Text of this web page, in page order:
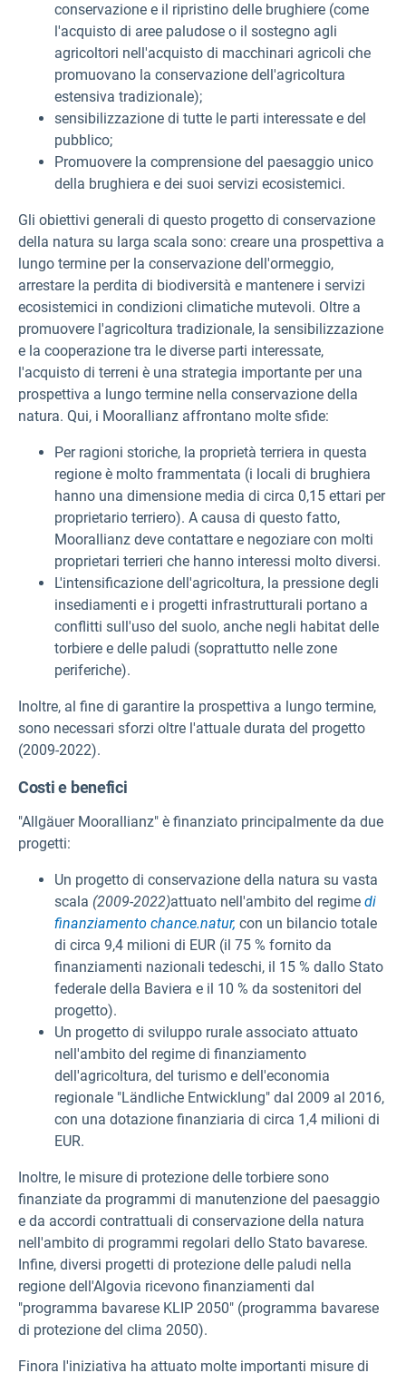
conservazione e il ripristino delle brughiere (come
l'acquisto di aree paludose o il sostegno agli
agricoltori nell'acquisto di macchinari agricoli che
promuovano la conservazione dell'agricoltura
estensiva tradizionale);
sensibilizzazione di tutte le parti interessate e del
pubblico;
Promuovere la comprensione del paesaggio unico
della brughiera e dei suoi servizi ecosistemici.
Gli obiettivi generali di questo progetto di conservazione
della natura su larga scala sono: creare una prospettiva a
lungo termine per la conservazione dell'ormeggio,
arrestare la perdita di biodiversità e mantenere i servizi
ecosistemici in condizioni climatiche mutevoli. Oltre a
promuovere l'agricoltura tradizionale, la sensibilizzazione
e la cooperazione tra le diverse parti interessate,
l'acquisto di terreni è una strategia importante per una
prospettiva a lungo termine nella conservazione della
natura. Qui, i Moorallianz affrontano molte sfide:
Per ragioni storiche, la proprietà terriera in questa
regione è molto frammentata (i locali di brughiera
hanno una dimensione media di circa 0,15 ettari per
proprietario terriero). A causa di questo fatto,
Moorallianz deve contattare e negoziare con molti
proprietari terrieri che hanno interessi molto diversi.
L'intensificazione dell'agricoltura, la pressione degli
insediamenti e i progetti infrastrutturali portano a
conflitti sull'uso del suolo, anche negli habitat delle
torbiere e delle paludi (soprattutto nelle zone
periferiche).
Inoltre, al fine di garantire la prospettiva a lungo termine,
sono necessari sforzi oltre l'attuale durata del progetto
(2009-2022).
Costi e benefici
"Allgäuer Moorallianz" è finanziato principalmente da due
progetti:
Un progetto di conservazione della natura su vasta
scala (2009-2022)attuato nell'ambito del regime di
finanziamento chance.natur, con un bilancio totale
di circa 9,4 milioni di EUR (il 75 % fornito da
finanziamenti nazionali tedeschi, il 15 % dallo Stato
federale della Baviera e il 10 % da sostenitori del
progetto).
Un progetto di sviluppo rurale associato attuato
nell'ambito del regime di finanziamento
dell'agricoltura, del turismo e dell'economia
regionale "Ländliche Entwicklung" dal 2009 al 2016,
con una dotazione finanziaria di circa 1,4 milioni di
EUR.
Inoltre, le misure di protezione delle torbiere sono
finanziate da programmi di manutenzione del paesaggio
e da accordi contrattuali di conservazione della natura
nell'ambito di programmi regolari dello Stato bavarese.
Infine, diversi progetti di protezione delle paludi nella
regione dell'Algovia ricevono finanziamenti dal
"programma bavarese KLIP 2050" (programma bavarese
di protezione del clima 2050).
Finora l'iniziativa ha attuato molte importanti misure di